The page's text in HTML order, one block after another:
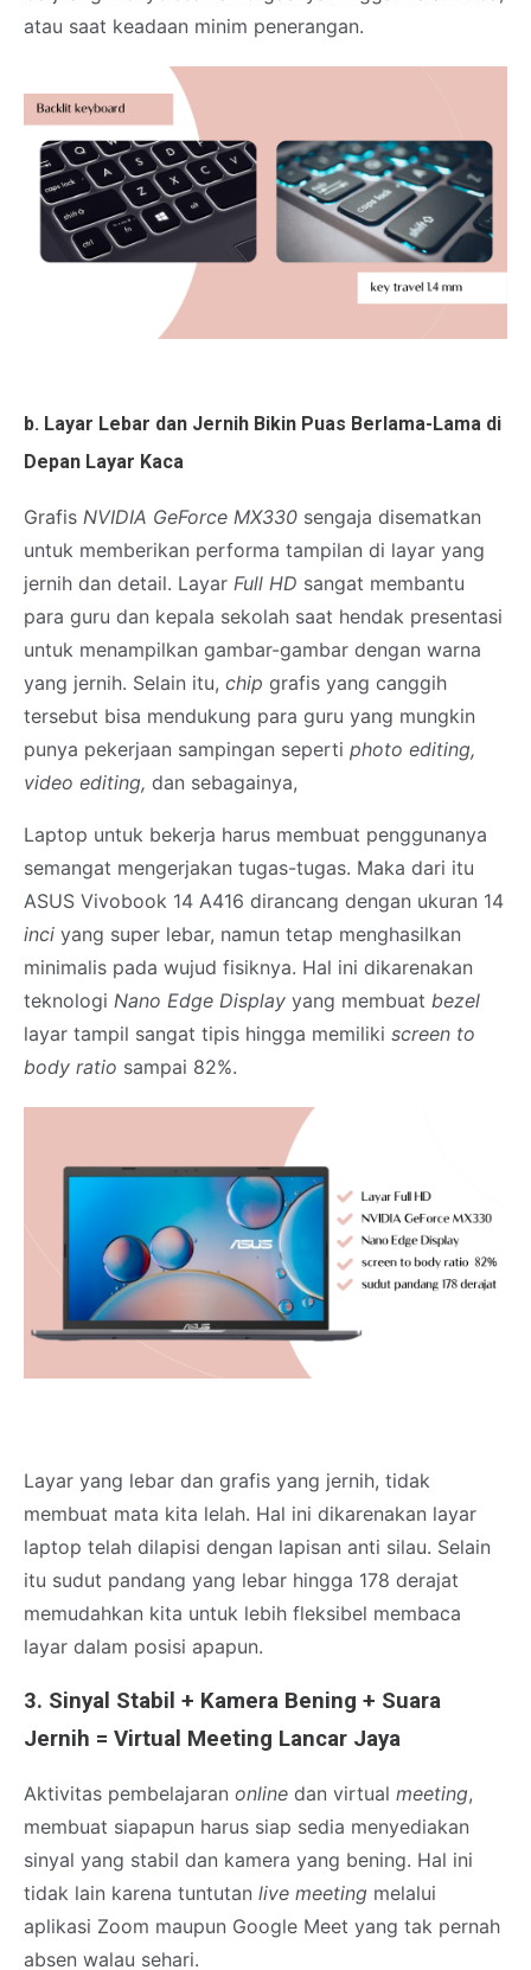
atau saat keadaan minim penerangan.
b. Layar Lebar dan Jernih Bikin Puas Berlama-Lama di
Depan Layar Kaca
Grafis NVIDIA GeForce MX330 sengaja disematkan
untuk memberikan performa tampilan di layar yang
jernih dan detail. Layar Full HD sangat membantu
para guru dan kepala sekolah saat hendak presentasi
untuk menampilkan gambar-gambar dengan warna
yang jernih. Selain itu, chip grafis yang canggih
tersebut bisa mendukung para guru yang mungkin
punya pekerjaan sampingan seperti photo editing,
video editing, dan sebagainya,
Laptop untuk bekerja harus membuat penggunanya
semangat mengerjakan tugas-tugas. Maka dari itu
ASUS Vivobook 14 A416 dirancang dengan ukuran 14
inci yang super lebar, namun tetap menghasilkan
minimalis pada wujud fisiknya. Hal ini dikarenakan
teknologi Nano Edge Display yang membuat bezel
layar tampil sangat tipis hingga memiliki screen to
body ratio sampai 82%.
Layar yang lebar dan grafis yang jernih, tidak
membuat mata kita lelah. Hal ini dikarenakan layar
laptop telah dilapisi dengan lapisan anti silau. Selain
itu sudut pandang yang lebar hingga 178 derajat
memudahkan kita untuk lebih fleksibel membaca
layar dalam posisi apapun.
3. Sinyal Stabil + Kamera Bening + Suara
Jernih = Virtual Meeting Lancar Jaya
Aktivitas pembelajaran online dan virtual meeting,
membuat siapapun harus siap sedia menyediakan
sinyal yang stabil dan kamera yang bening. Hal ini
tidak lain karena tuntutan live meeting melalui
aplikasi Zoom maupun Google Meet yang tak pernah
absen walau sehari.